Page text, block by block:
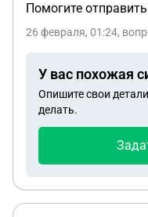
который нужно
исправлять запись
через Ё, как она и
Помогите
26 февраля, 01:24,
У вас похожая
Опишите свои
делать.